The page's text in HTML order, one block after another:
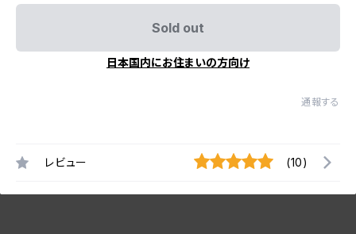
Sold out
日本国内にお住まいの方向け
通報する
レビュー (10)